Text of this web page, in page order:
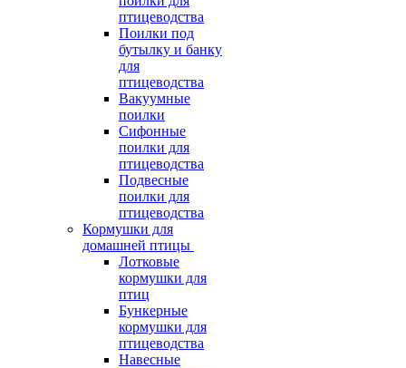
птицеводства
Поилки под
бутылку и банку
для
птицеводства
Вакуумные
поилки
Сифонные
поилки для
птицеводства
Подвесные
поилки для
птицеводства
Кормушки для
домашней птицы
Лотковые
кормушки для
птиц
Бункерные
кормушки для
птицеводства
Навесные